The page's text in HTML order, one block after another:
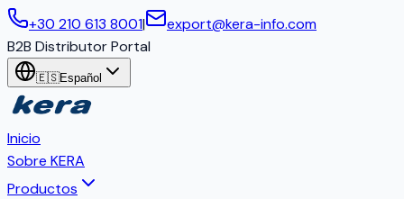
+30 210 613 8001|
export@kera-info.com
B2B Distributor Portal
🇪🇸Español
Inicio
Sobre KERA
Productos